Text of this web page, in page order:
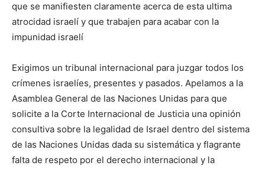
que se manifiesten claramente acerca de esta ultima
atrocidad israelí y que trabajen para acabar con la
impunidad israelí
Exigimos un tribunal internacional para juzgar todos los
crímenes israelíes, presentes y pasados. Apelamos a la
Asamblea General de las Naciones Unidas para que
solicite a la Corte Internacional de Justicia una opinión
consultiva sobre la legalidad de Israel dentro del sistema
de las Naciones Unidas dada su sistemática y flagrante
falta de respeto por el derecho internacional y la